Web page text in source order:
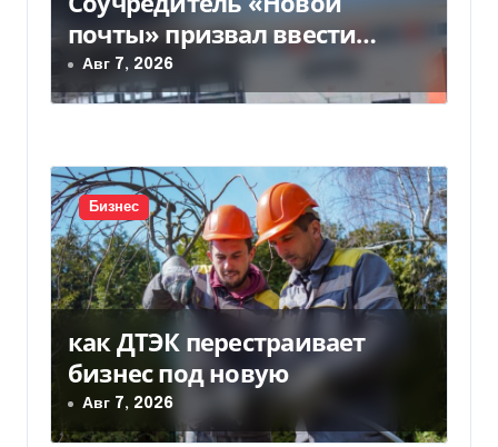
почты» призвал ввести
налоговые каникулы для…
Авг 7, 2026
Бизнес
как ДТЭК перестраивает
бизнес под новую
Авг 7, 2026